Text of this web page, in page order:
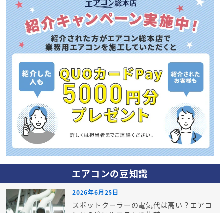
エアコンの豆知識
2026年6月25日
スポットクーラーの電気代は高い？エアコ